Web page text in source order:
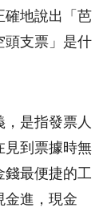
確地說出「芭
頭支票」是什
是指發票人
見到票據時無
錢最便捷的工
金進，現金